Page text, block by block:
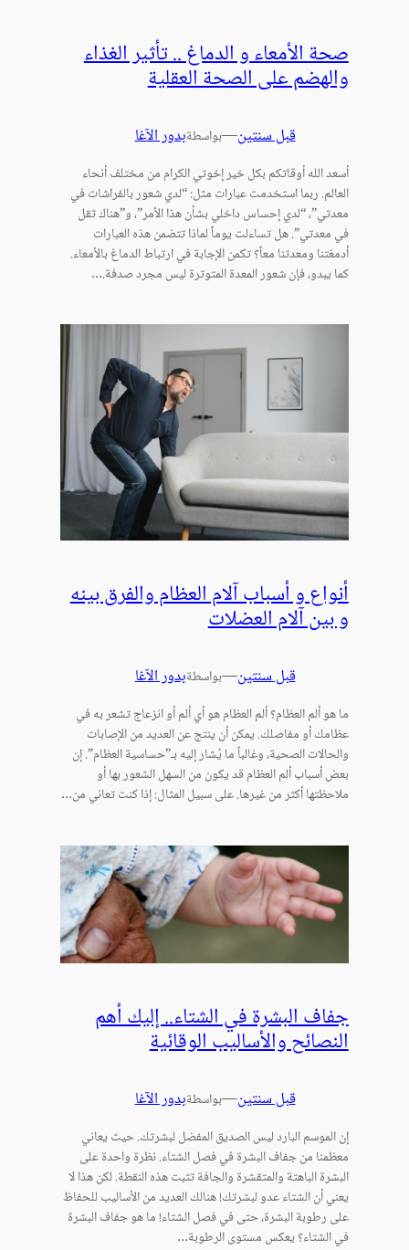
صحة الأمعاء و الدماغ .. تأثير الغذاء
والهضم على الصحة العقلية
قبل سنتين—بواسطةبدور الآغا
أسعد الله أوقاتكم بكل خير إخوتي الكرام من مختلف أنحاء
العالم. ربما استخدمت عبارات مثل: “لدي شعور بالفراشات في
معدتي”، “لدي إحساس داخلي بشأن هذا الأمر”، و”هناك ثقل
في معدتي”. هل تساءلت يوماً لماذا تتضمن هذه العبارات
أدمغتنا ومعدتنا معاً؟ تكمن الإجابة في ارتباط الدماغ بالأمعاء.
كما يبدو، فإن شعور المعدة المتوترة ليس مجرد صدفة.…
أنواع و أسباب آلام العظام والفرق بينه
و بين آلام العضلات
قبل سنتين—بواسطةبدور الآغا
ما هو ألم العظام؟ ألم العظام هو أي ألم أو انزعاج تشعر به في
عظامك أو مفاصلك. يمكن أن ينتج عن العديد من الإصابات
والحالات الصحية، وغالباً ما يُشار إليه بـ”حساسية العظام”. إن
بعض أسباب ألم العظام قد يكون من السهل الشعور بها أو
ملاحظتها أكثر من غيرها. على سبيل المثال: إذا كنت تعاني من…
جفاف البشرة في الشتاء.. إليك أهم
النصائح والأساليب الوقائية
قبل سنتين—بواسطةبدور الآغا
إن الموسم البارد ليس الصديق المفضل لبشرتك. حيث يعاني
معظمنا من جفاف البشرة في فصل الشتاء. نظرة واحدة على
البشرة الباهتة والمتقشرة والجافة تثبت هذه النقطة. لكن هذا لا
يعني أن الشتاء عدو لبشرتك! هنالك العديد من الأساليب للحفاظ
على رطوبة البشرة، حتى في فصل الشتاء! ما هو جفاف البشرة
في الشتاء؟ يعكس مستوى الرطوبة…